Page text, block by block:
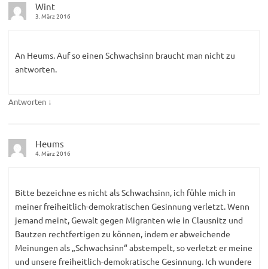
Wint
3. März 2016
An Heums. Auf so einen Schwachsinn braucht man nicht zu
antworten.
Antworten ↓
Heums
4. März 2016
Bitte bezeichne es nicht als Schwachsinn, ich fühle mich in
meiner freiheitlich-demokratischen Gesinnung verletzt. Wenn
jemand meint, Gewalt gegen Migranten wie in Clausnitz und
Bautzen rechtfertigen zu können, indem er abweichende
Meinungen als „Schwachsinn“ abstempelt, so verletzt er meine
und unsere freiheitlich-demokratische Gesinnung. Ich wundere